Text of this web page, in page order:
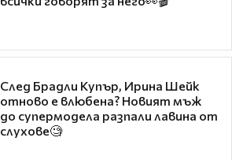
След Брадли Купър, Ирина Шейк
отново е влюбена? Новият мъж
до супермодела разпали лавина от
слухове🧐